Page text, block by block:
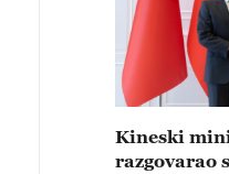
Kineski
razgovarao